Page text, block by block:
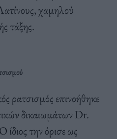
χαμηλού
τάξης.
ρατσισμός επινοήθηκε
δικαιωμάτων Dr.
ίδιος την όρισε ως